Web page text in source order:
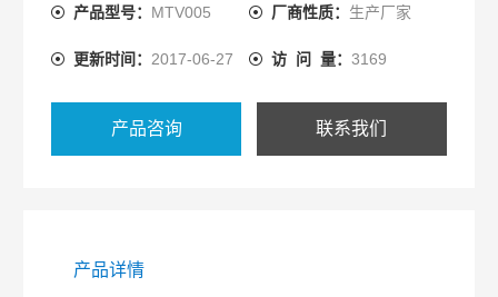
产品型号： MTV005 厂商性质： 生产厂家
更新时间： 2017-06-27 访 问 量： 3169
产品咨询 联系我们
产品详情